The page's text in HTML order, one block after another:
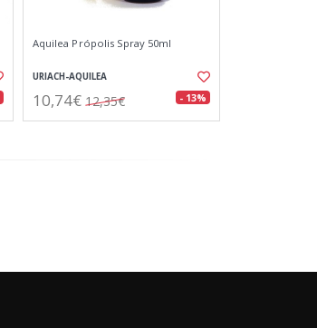
Aquilea Própolis Spray 50ml
URIACH-AQUILEA
10,74€ 12,35€ - 13%